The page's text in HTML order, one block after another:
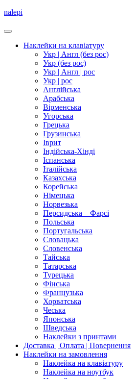
nalepi
Наклейки на клавіатуру
Укр | Англ (без рос)
Укр (без рос)
Укр | Англ | рос
Укр | рос
Англійська
Арабська
Вірменська
Угорська
Грецька
Грузинська
Іврит
Індійська-Хінді
Іспанська
Італійська
Казахська
Корейська
Німецька
Норвезька
Персидська – Фарсі
Польська
Португальська
Словацька
Словенська
Тайська
Татарська
Турецька
Фінська
Французька
Хорватська
Чеська
Японська
Шведська
Наклейки з принтами
Доставка | Оплата | Повернення
Наклейки на замовлення
Наклейка на клавіатуру
Наклейка на ноутбук